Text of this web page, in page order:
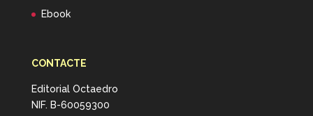
Ebook
CONTACTE
Editorial Octaedro
NIF. B-60059300